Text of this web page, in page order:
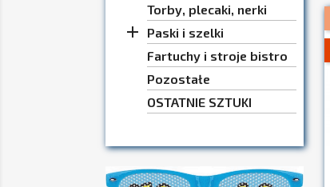
Torby, plecaki, nerki
Paski i szelki

Fartuchy i stroje bistro
Pozostałe
OSTATNIE SZTUKI